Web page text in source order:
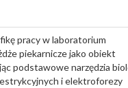
pracy w laboratorium
piekarnicze jako obiekt
podstawowe narzędzia
i elektroforezy